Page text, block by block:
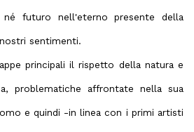
né futuro nell'eterno presente della
sentimenti.
principali il rispetto della natura e
problematiche affrontate nella sua
e quindi -in linea con i primi artisti